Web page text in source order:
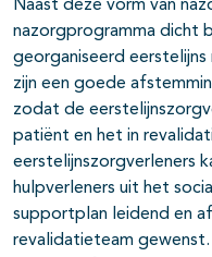
Naast deze vorm van
nazorgprogramma dicht
georganiseerd
zijn een goede
zodat de
patiënt en het in
eerstelijnszorgverleners
hulpverleners uit het
supportplan leidend en
revalidatieteam gewenst.